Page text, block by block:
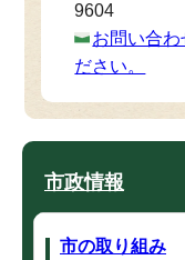
9604
お問い合わ
ださい。
市政情報
市の取り組み